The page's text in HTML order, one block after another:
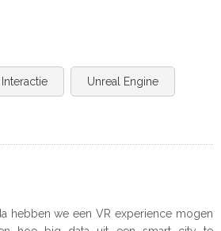
Interactie Unreal Engine
hebben we een VR experience mogen